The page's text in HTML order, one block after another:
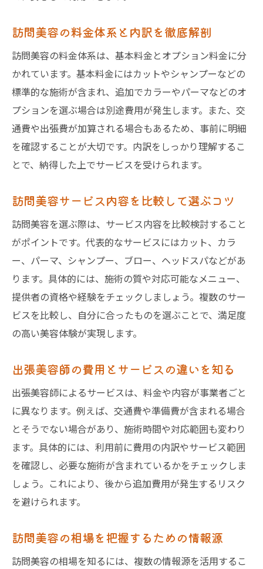
訪問美容の料金体系と内訳を徹底解剖
訪問美容の料金体系は、基本料金とオプション料金に分
かれています。基本料金にはカットやシャンプーなどの
標準的な施術が含まれ、追加でカラーやパーマなどのオ
プションを選ぶ場合は別途費用が発生します。また、交
通費や出張費が加算される場合もあるため、事前に明細
を確認することが大切です。内訳をしっかり理解するこ
とで、納得した上でサービスを受けられます。
訪問美容サービス内容を比較して選ぶコツ
訪問美容を選ぶ際は、サービス内容を比較検討すること
がポイントです。代表的なサービスにはカット、カラ
ー、パーマ、シャンプー、ブロー、ヘッドスパなどがあ
ります。具体的には、施術の質や対応可能なメニュー、
提供者の資格や経験をチェックしましょう。複数のサー
ビスを比較し、自分に合ったものを選ぶことで、満足度
の高い美容体験が実現します。
出張美容師の費用とサービスの違いを知る
出張美容師によるサービスは、料金や内容が事業者ごと
に異なります。例えば、交通費や準備費が含まれる場合
とそうでない場合があり、施術時間や対応範囲も変わり
ます。具体的には、利用前に費用の内訳やサービス範囲
を確認し、必要な施術が含まれているかをチェックしま
しょう。これにより、後から追加費用が発生するリスク
を避けられます。
訪問美容の相場を把握するための情報源
訪問美容の相場を知るには、複数の情報源を活用するこ